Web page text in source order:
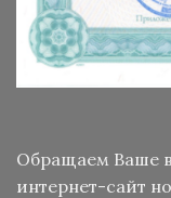
Обращаем Ваше
интернет-сайт